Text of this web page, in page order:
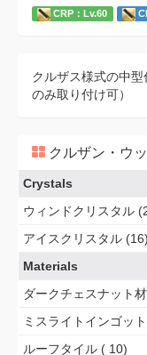
CRP：Lv.60
クルザス様式の中
のみ取り付け可）
クルザン・ウ
Crystals
ウィンドクリスタル
アイスクリスタル (16)
Materials
ダークチェスナット
ミスライトインゴッ
ルーフタイル ( 10)